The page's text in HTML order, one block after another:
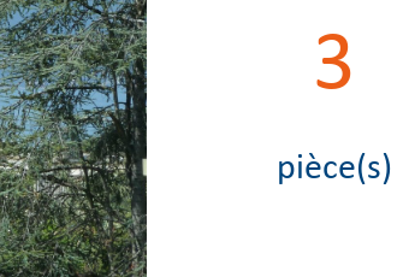
3
pièce(s)